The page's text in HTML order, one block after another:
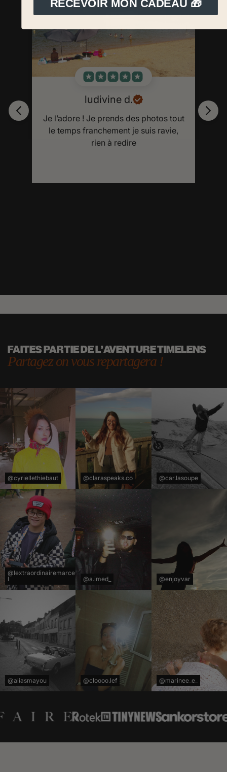
ludivine d.
Je l’adore ! Je prends des photos tout
le temps franchement je suis ravie,
rien à redire
FAITES PARTIE DE L'AVENTURE TIMELENS
Partagez on vous repartagera !
@cyriellethiebaut @claraspeaks.co @car.lasoupe
@lextraordinairemarce
l
@a.imed_ @enjoyvar
@aliasmayou @cloooo.lef @marinee_e_
RECEVOIR MON CADEAU 🎁